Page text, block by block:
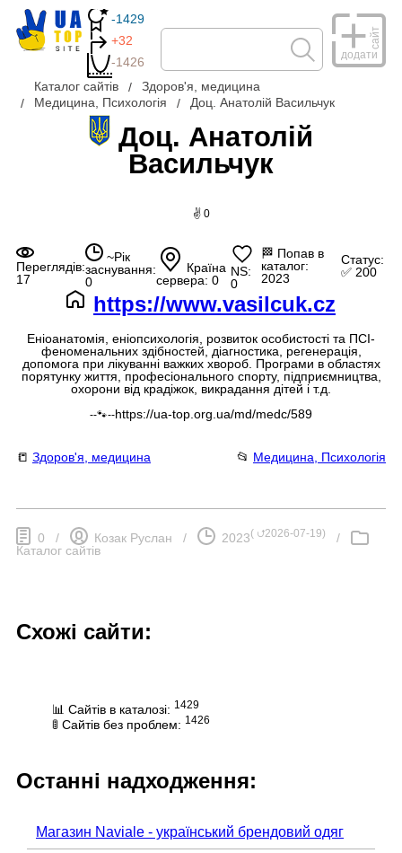
-1429
+32
-1426
додати
сайт
Каталог сайтів
Здоров'я, медицина
Медицина, Психологія
Доц. Анатолій Васильчук
Доц. Анатолій
Васильчук
✌ 0
Переглядів:
17
~Рік
заснування:
0
Країна
сервера: 0
NS:
0
🏁 Попав в
каталог:
2023
Статус:
✅ 200
https://www.vasilcuk.cz
Еніоанатомія, еніопсихологія, розвиток особистості та ПСІ-
феноменальних здібностей, діагностика, регенерація,
допомога при лікуванні важких хвороб. Програми в областях
порятунку життя, професіонального спорту, підприємництва,
охорони від крадіжок, викрадання дітей і т.д.
--🐾--https://ua-top.org.ua/md/medc/589
📒 Здоров'я, медицина 📂 Медицина, Психологія
0 / Козак Руслан / 2023( ⮍2026-07-19)
/
Каталог сайтів
Схожі сайти:
📊 Сайтів в каталозі: 1429
🚦 Сайтів без проблем: 1426
Останні надходження:
Магазин Naviale - український брендовий одяг